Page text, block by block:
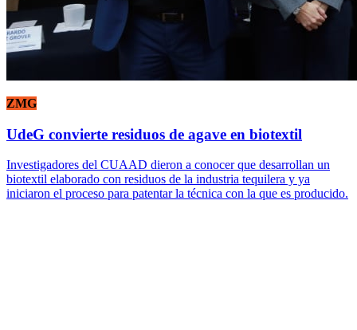
ZMG
UdeG convierte residuos de agave en biotextil
Investigadores del CUAAD dieron a conocer que desarrollan un
biotextil elaborado con residuos de la industria tequilera y ya
iniciaron el proceso para patentar la técnica con la que es producido.